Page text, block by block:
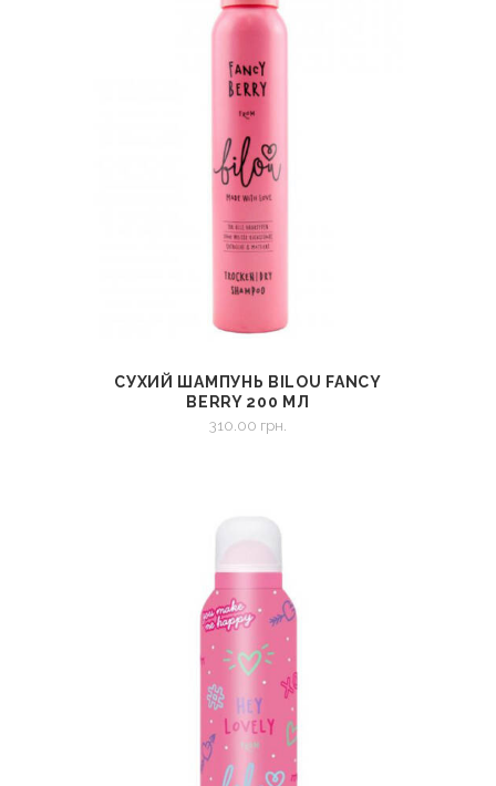
СМОТРЕТЬ В КОРЗИНУ
СУХИЙ ШАМПУНЬ BILOU FANCY
BERRY 200 МЛ
310.00 грн.